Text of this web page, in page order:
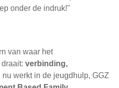
onder de indruk!"
van waar het
verbinding,
nu werkt in de jeugdhulp, GGZ